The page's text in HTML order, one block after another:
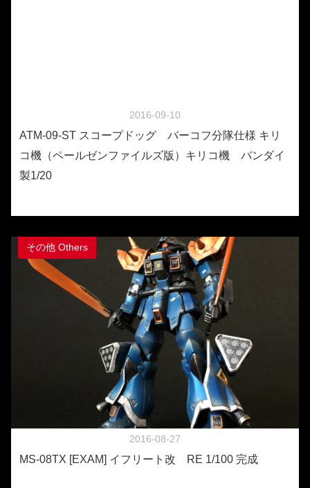
2016-09-10
ATM-09-ST スコープドッグ バーコフ分隊仕様 キリ
コ機（ペールゼンファイルズ版）キリコ機 バンダイ
製1/20
その他 Others
2016-08-27
MS-08TX [EXAM] イフリート改 RE 1/100 完成